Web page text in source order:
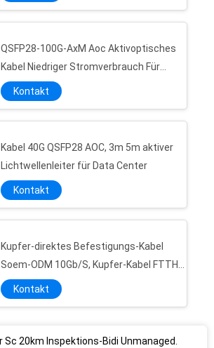
QSFP28-100G-AxM Aoc Aktivoptisches
Kabel Niedriger Stromverbrauch Für
Cisco Huawei
Kontakt
Kabel 40G QSFP28 AOC, 3m 5m aktiver
Lichtwellenleiter für Data Center
Kontakt
Kupfer-direktes Befestigungs-Kabel
Soem-ODM 10Gb/S, Kupfer-Kabel FTTH
FTTB SFP+
Kontakt
Medien-Konverter Sc 20km Inspektions-Bidi Unmanaged industrieller Schalter-100base Fx Tx